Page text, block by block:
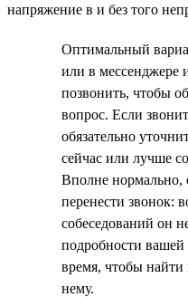
напряжение в и без того
Оптимальный
или в мессенджере
позвонить, чтобы
вопрос. Если
обязательно
сейчас или лучше
Вполне нормально,
перенести звонок:
собеседований он
подробности вашей
время, чтобы
нему.